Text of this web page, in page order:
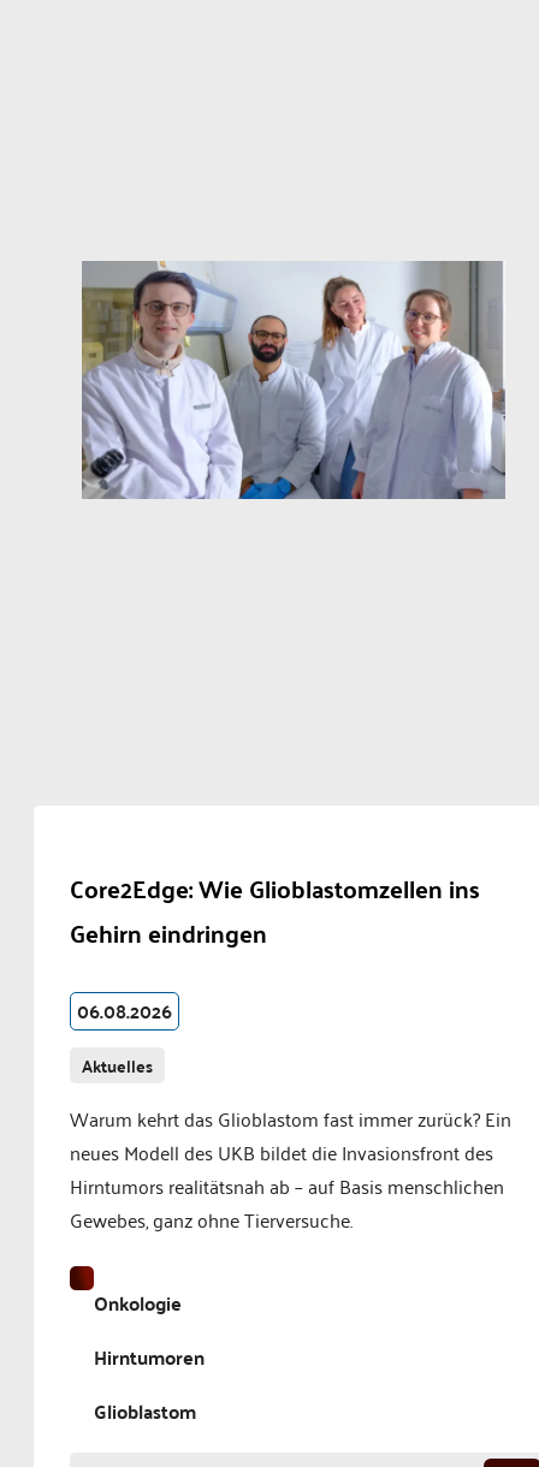
Core2Edge: Wie Glioblastomzellen ins
Gehirn eindringen
06.08.2026
Aktuelles
Warum kehrt das Glioblastom fast immer zurück? Ein
neues Modell des UKB bildet die Invasionsfront des
Hirntumors realitätsnah ab – auf Basis menschlichen
Gewebes, ganz ohne Tierversuche.
Onkologie
Hirntumoren
Glioblastom